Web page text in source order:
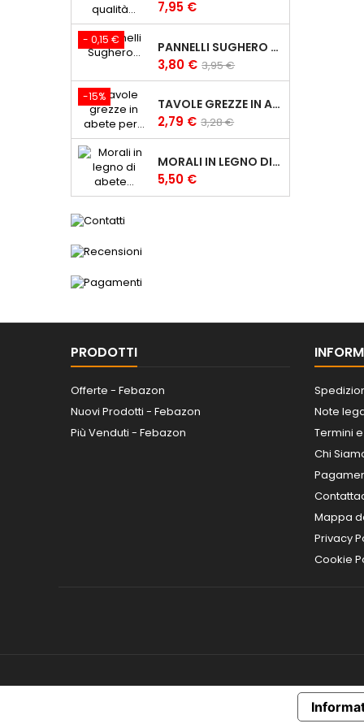
Prezzo
7,95 €
- 0,15 € PANNELLI SUGHERO SUPERCOMPRESSO DA 3 MM - 100X50CM FOGLI SUGHERO
Prezzo
3,80 € Prezzo
base
3,95 €
-15% TAVOLE GREZZE IN ABETE PER CARPENTERIA 2,5X10 CM TAVOLE IN LEGNO
Prezzo
2,79 € Prezzo
base
3,28 €
MORALI IN LEGNO DI ABETE GREZZI 6X6 CM MORALE GREZZO
Prezzo
5,50 €
PRODOTTI
Offerte - Febazon
Nuovi Prodotti - Febazon
Più Venduti - Febazon
Note
Termini
Chi
Mappa
Privacy
Cookie